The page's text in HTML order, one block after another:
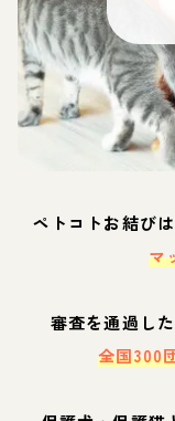
ペトコトお結びは
マ
審査を通過し
全国300